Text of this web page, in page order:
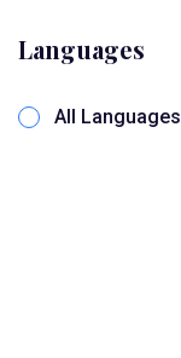
Languages
All Languages